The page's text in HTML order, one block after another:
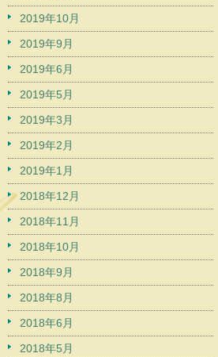
2019年10月
2019年9月
2019年6月
2019年5月
2019年3月
2019年2月
2019年1月
2018年12月
2018年11月
2018年10月
2018年9月
2018年8月
2018年6月
2018年5月